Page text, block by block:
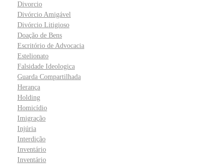
Divorcio
Divórcio Amigável
Divórcio Litigioso
Doação de Bens
Escritório de Advocacia
Estelionato
Falsidade Ideologica
Guarda Compartilhada
Herança
Holding
Homicídio
Imigração
Injúria
Interdição
Inventário
Inventário